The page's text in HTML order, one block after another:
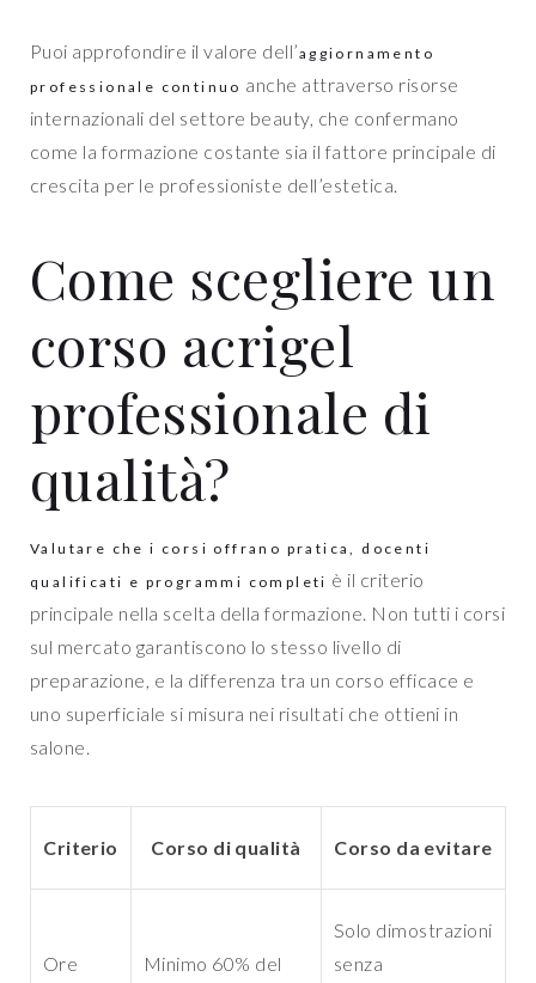
Puoi approfondire il valore dell’aggiornamento
professionale continuo anche attraverso risorse
internazionali del settore beauty, che confermano
come la formazione costante sia il fattore principale di
crescita per le professioniste dell’estetica.
Come scegliere un
corso acrigel
professionale di
qualità?
Valutare che i corsi offrano pratica, docenti
qualificati e programmi completi è il criterio
principale nella scelta della formazione. Non tutti i corsi
sul mercato garantiscono lo stesso livello di
preparazione, e la differenza tra un corso efficace e
uno superficiale si misura nei risultati che ottieni in
salone.
Criterio Corso di qualità Corso da evitare
Ore
Minimo 60% del
Solo dimostrazioni
senza